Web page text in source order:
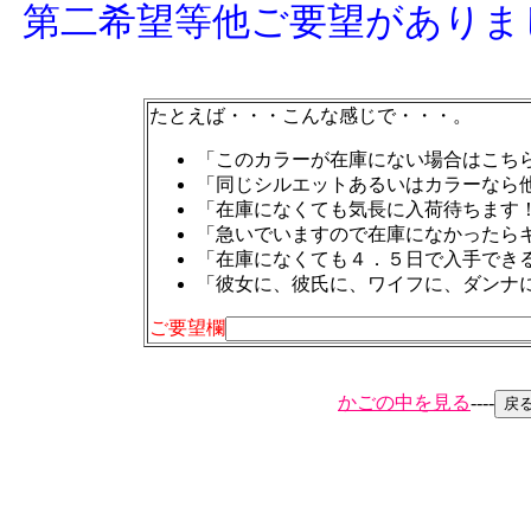
第二希望等他ご要望があり
たとえば・・・こんな感じで・・・。
「このカラーが在庫にない場合はこ
「同じシルエットあるいはカラーなら
「在庫になくても気長に入荷待ちます
「急いでいますので在庫になかったら
「在庫になくても４．５日で入手でき
「彼女に、彼氏に、ワイフに、ダン
ご要望欄
かごの中を見る----